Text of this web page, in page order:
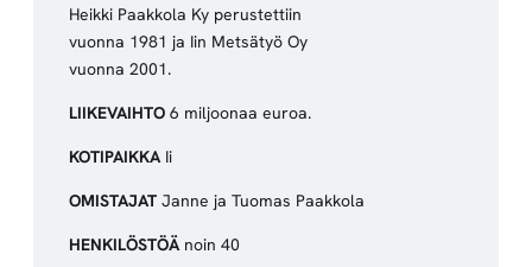
Heikki Paakkola Ky perustettiin
vuonna 1981 ja Iin Metsätyö Oy
vuonna 2001.
LIIKEVAIHTO 6 miljoonaa euroa.
KOTIPAIKKAIi
OMISTAJAT Janne ja Tuomas Paakkola
HENKILÖSTÖÄnoin 40